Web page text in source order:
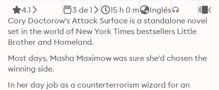
4.1 3 de 1 15 h 0 m Inglés
Cory Doctorow's Attack Surface is a standalone novel
set in the world of New York Times bestsellers Little
Brother and Homeland.
Most days, Masha Maximow was sure she'd chosen the
winning side.
In her day job as a counterterrorism wizard for an